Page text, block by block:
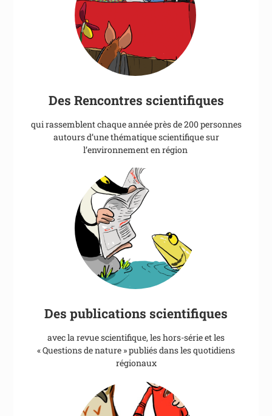
Des Rencontres scientifiques
qui rassemblent chaque année près de 200 personnes
autours d’une thématique scientifique sur
l’environnement en région
Des publications scientifiques
avec la revue scientifique, les hors-série et les
« Questions de nature » publiés dans les quotidiens
régionaux